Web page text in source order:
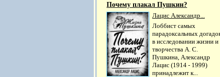
Почему плакал Пушкин?
Лацис Александр...
Лоббист самых
парадоксальных
в исследовании жизни и
творчества А. С.
Пушкина, Александр
Лацис (1914 - 1999)
принадлежит к...